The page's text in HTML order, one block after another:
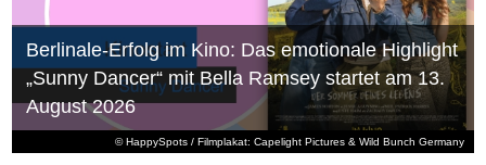
© HappySpots / Filmplakat: Capelight Pictures & Wild Bunch Germany
Berlinale-Erfolg im Kino: Das emotionale Highlight
„Sunny Dancer“ mit Bella Ramsey startet am 13.
August 2026